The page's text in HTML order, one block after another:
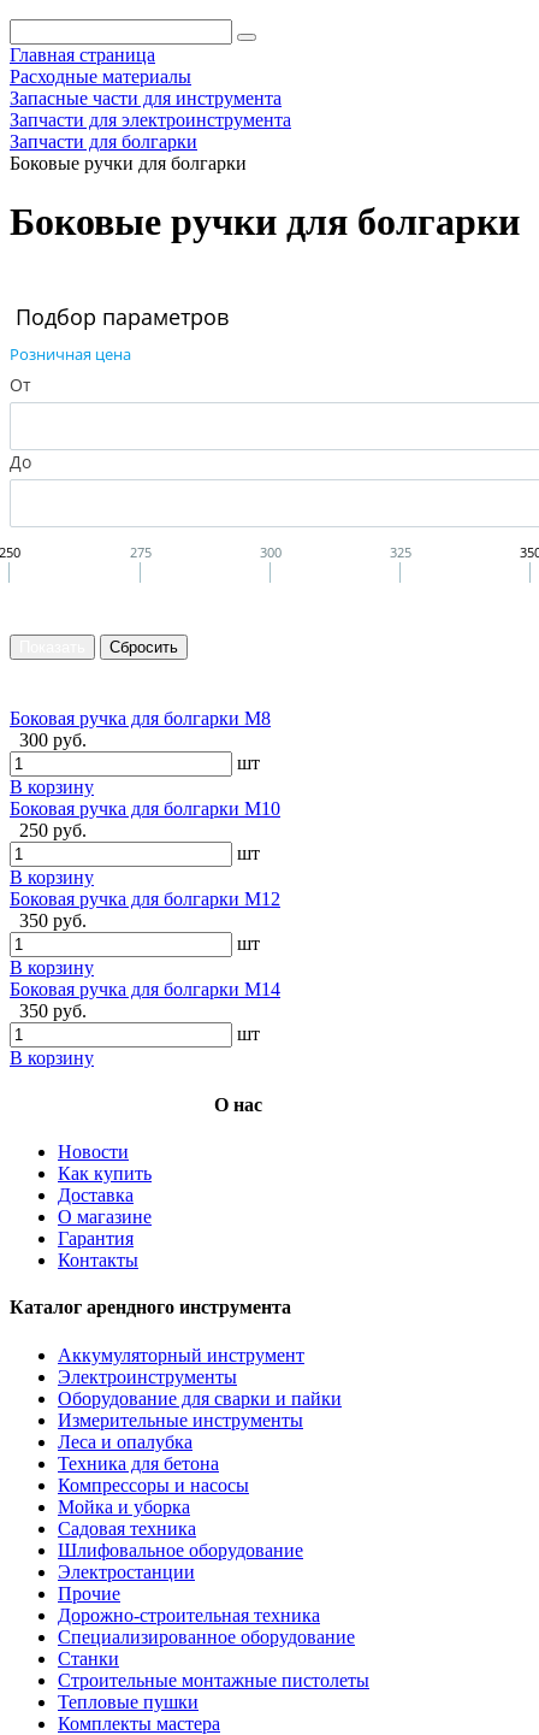
Главная страница
Расходные материалы
Запасные части для инструмента
Запчасти для электроинструмента
Запчасти для болгарки
Боковые ручки для болгарки
Боковые ручки для болгарки
Подбор параметров
Розничная цена
От
До
275 300 325
Боковая ручка для болгарки М8
300 руб.
шт
В корзину
Боковая ручка для болгарки М10
250 руб.
шт
В корзину
Боковая ручка для болгарки М12
350 руб.
шт
В корзину
Боковая ручка для болгарки М14
350 руб.
шт
В корзину
О нас
Новости
Как купить
Доставка
О магазине
Гарантия
Контакты
Каталог арендного инструмента
Аккумуляторный инструмент
Электроинструменты
Оборудование для сварки и пайки
Измерительные инструменты
Леса и опалубка
Техника для бетона
Компрессоры и насосы
Мойка и уборка
Садовая техника
Шлифовальное оборудование
Электростанции
Прочие
Дорожно-строительная техника
Специализированное оборудование
Станки
Строительные монтажные пистолеты
Тепловые пушки
Комплекты мастера